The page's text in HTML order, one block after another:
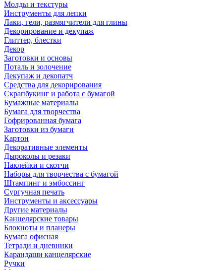
Молды и текстуры
Инструменты для лепки
Лаки, гели, размягчители для глины
Декорирование и декупаж
Глиттер, блестки
Декор
Заготовки и основы
Поталь и золочение
Декупаж и декопатч
Средства для декорирования
Скрапбукинг и работа с бумагой
Бумажные материалы
Бумага для творчества
Гофрированная бумага
Заготовки из бумаги
Картон
Декоративные элементы
Дыроколы и резаки
Наклейки и скотчи
Наборы для творчества с бумагой
Штампинг и эмбоссинг
Сургучная печать
Инструменты и аксессуары
Другие материалы
Канцелярские товары
Блокноты и планеры
Бумага офисная
Тетради и дневники
Карандаши канцелярские
Ручки